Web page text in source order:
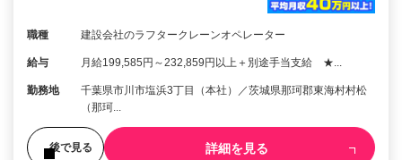
職種 建設会社のラフタークレーンオペレーター
給与 月給199,585円～232,859円以上＋別途手当支給 ★...
勤務地
千葉県市川市塩浜3丁目（本社）／茨城県那珂郡東海村村松
（那珂...
後で見る 詳細を見る